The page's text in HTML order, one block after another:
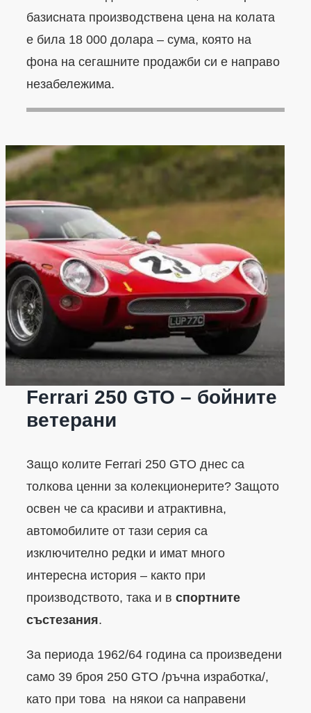
базисната производствена цена на колата
е била 18 000 долара – сума, която на
фона на сегашните продажби си е направо
незабележима.
Ferrari 250 GTO – бойните
ветерани
Защо колите Ferrari 250 GTO днес са
толкова ценни за колекционерите? Защото
освен че са красиви и атрактивна,
автомобилите от тази серия са
изключително редки и имат много
интересна история – както при
производството, така и в спортните
състезания.
За периода 1962/64 година са произведени
само 39 броя 250 GTO /ръчна изработка/,
като при това на някои са направени